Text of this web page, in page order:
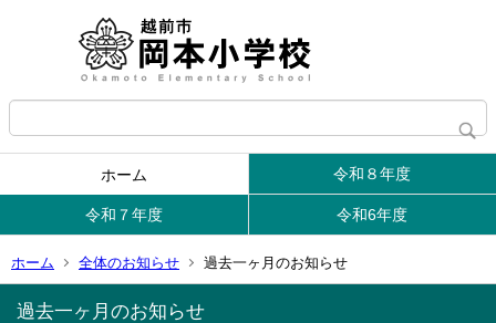
ホーム 令和８年度
令和７年度 令和6年度
ホーム 全体のお知らせ 過去一ヶ月のお知らせ
過去一ヶ月のお知らせ